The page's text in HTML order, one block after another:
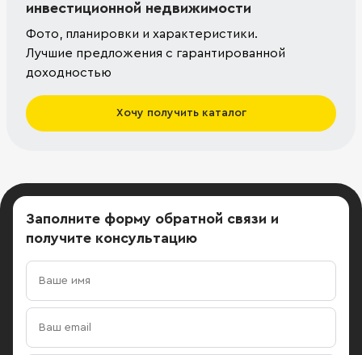
инвестиционной недвижимости
Фото, планировки и характеристики.
Лучшие предложения с гарантированной
доходностью
Хочу получить каталог
Заполните форму обратной связи и
получите консультацию